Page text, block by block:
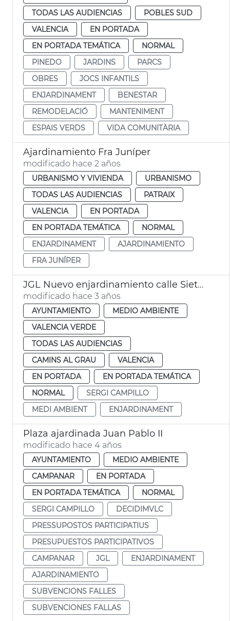
TODAS LAS AUDIENCIAS
POBLES SUD
VALENCIA
EN PORTADA
EN PORTADA TEMÁTICA
NORMAL
PINEDO
JARDINS
PARCS
OBRES
JOCS INFANTILS
ENJARDINAMENT
BENESTAR
REMODELACIÓ
MANTENIMENT
ESPAIS VERDS
VIDA COMUNITÀRIA
Ajardinamiento Fra Juníper
modificado hace 2 años
URBANISMO Y VIVIENDA
URBANISMO
TODAS LAS AUDIENCIAS
PATRAIX
VALENCIA
EN PORTADA
EN PORTADA TEMÁTICA
NORMAL
ENJARDINAMENT
AJARDINAMIENTO
FRA JUNÍPER
JGL Nuevo enjardinamiento calle Siete Aguas
modificado hace 3 años
AYUNTAMIENTO
MEDIO AMBIENTE
VALENCIA VERDE
TODAS LAS AUDIENCIAS
CAMINS AL GRAU
VALENCIA
EN PORTADA
EN PORTADA TEMÁTICA
NORMAL
SERGI CAMPILLO
MEDI AMBIENT
ENJARDINAMENT
Plaza ajardinada Juan Pablo II
modificado hace 4 años
AYUNTAMIENTO
MEDIO AMBIENTE
CAMPANAR
EN PORTADA
EN PORTADA TEMÁTICA
NORMAL
SERGI CAMPILLO
DECIDIMVLC
PRESSUPOSTOS PARTICIPATIUS
PRESUPUESTOS PARTICIPATIVOS
CAMPANAR
JGL
ENJARDINAMENT
AJARDINAMIENTO
SUBVENCIONS FALLES
SUBVENCIONES FALLAS